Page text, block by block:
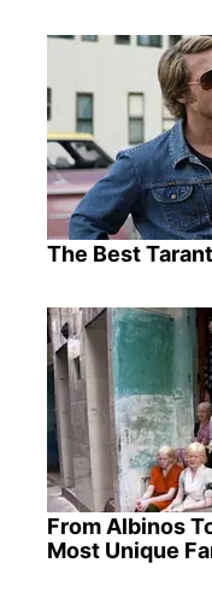
The Best
From Albinos
Most Unique